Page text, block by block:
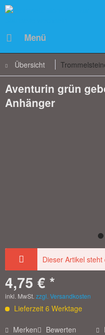
Menü
Übersicht
Aventurin grün
Anhänger
Dieser Artikel
4,75 € *
inkl. MwSt. zzgl. Versandkosten
Lieferzeit 6 Werktage
Merken Bewerten